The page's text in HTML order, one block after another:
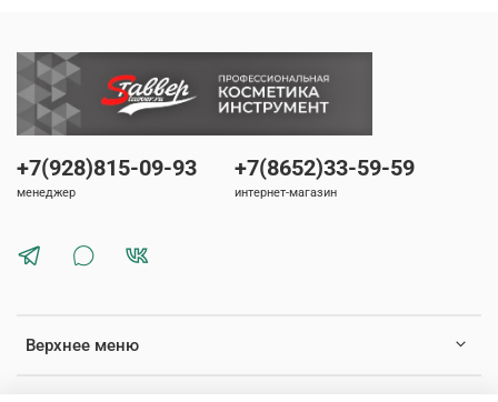
Верхнее меню
+7(928)815-09-93
менеджер
+7(8652)33-59-59
интернет-магазин